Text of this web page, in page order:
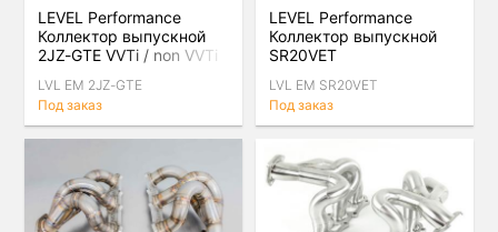
LEVEL Performance
Коллектор выпускной
2JZ-GTE VVTi / non VVTi
LVL EM 2JZ-GTE
Под заказ
LEVEL Performance
Коллектор выпускной
SR20VET
LVL EM SR20VET
Под заказ